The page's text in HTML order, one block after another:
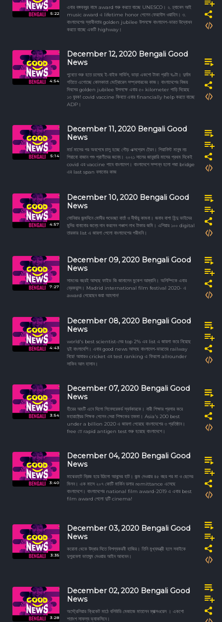
5:22
এবার বঙ্গবন্ধুর নামে award শুরু করতে যাচ্ছে UNESCO। ২. চ্যানেল আই
music award এ lifetime honor পেলেন ফেরদৌস ওয়াহিদ। ৩.
বাংলাদেশের স্বাধীনতার golden jubilee উপলক্ষে বাংলাদেশ-ভারত উদ্বোধন
করতে যাচ্ছে একটি highway।
4:54
December 12, 2020 Bengali Good
News
পুনেতে শুরু হতে চলেছে ই-বাইক সার্ভিস, ভাড়া একশো টাকা প্রতি ঘণ্টা। দুর্দাম
গতিতে এগোচ্ছে কোলকাতা মেট্রোরেল সম্প্রসারনের কাজ। বাংলাদেশের বিজয়
দিবসের golden jubilee উপলক্ষে এবার ৫০ kilometer পাড়ি দিয়েছে
১৩ যুবক! covid vaccine কিনতে এবার financially help করতে যাচ্ছে
ADP।
5:14
December 11, 2020 Bengali Good
News
মার্চ মাসের পর অবশেষে চালু হচ্ছে গৌড় এক্সপ্রেস ট্রেন। পিয়ানিস্ট মানুষ নয়
পিয়ানো বাজান পশু প্রাণীদের জন্যে। ২০২১ সালের জানুয়ারি মাসের প্রথম দিকেই
covid এর vaccine পাবে বাংলাদেশ। বাংলাদেশে সম্পন্ন হলো পদ্মা bridge
এর last span বসানোর কাজ
4:57
December 10, 2020 Bengali Good
News
সোনিয়ার জন্মদিনে মোদীর শুভেচ্ছা বার্তা ও দীর্ঘায়ু কামনা। জনাব বাশা হিন্দু ভাইদের
মন্দির বানানোর জন্যে দান করলেন পঞ্চাশ লাখ টাকার জমি। এশিয়ার ১০০ digital
তারকার list এ জায়গা পেলো বাংলাদেশের পরীমনি।
7:27
December 09, 2020 Bengali Good
News
সামনের বছরই আসছে ফাইভ জি জানালেন মুকেশ আম্বানি। অলিম্পিকে এবার
ব্রেকডান্স। Madrid international film festival 2020- এ
award পেয়েছেন জয়া আহসান!
4:43
December 08, 2020 Bengali Good
News
world's best scientist-দের top 2% এর list এ জায়গা করে নিয়েছে
দুই বাংলাদেশি। এবার good news আসছে বাংলাদেশ-ভারতের railway
নিয়ে! আবারও cricket এর test ranking এ ফিরলো allrounder
সাকিব আল হাসান।
3:54
December 07, 2020 Bengali Good
News
হীরের আংটি এনে দিলো গিনেসরেকর্ড স্বর্নকারকে। নারী শিক্ষার প্রসার করে
মহারাষ্ট্রের শিক্ষক পেলেন সেরা শিক্ষকের তকমা। Asia's 200 best
under a billion 2020 এ জায়গা পেয়েছে বাংলাদেশের ৩ প্রতিষ্ঠান।
free তে rapid antigen test শুরু হয়েছে বাংলাদেশে।
3:40
December 04, 2020 Bengali Good
News
মাঝেরহাট ব্রিজ হয়ে উঠলো আনন্দের হাট। জন্ম দেওয়ার ৪৫ বছর পর মা ও ছেলের
মিলন। এক মাসে ২০৭ কোটি মার্কিন ডলার remittance এসেছে
বাংলাদেশে। বাংলাদেশের national film award-2019 এ এবার best
film award পেলো দুটি cinema!
3:35
December 03, 2020 Bengali Good
News
করোনা থেকে উদ্ধার দিতে বিশল্যকরনী হাজির। তিনি মুখ্যমন্ত্রী হলে সবাইকে
দুপুরবেলা ভাতঘুম দেওয়ার আইন আনবেন।
3:28
December 02, 2020 Bengali Good
News
অস্ট্রেলিয়ার ক্রিকেট মাঠে বলিউডি মেজাজে মাতলেন ম্যাক্সওয়েল । একশো
শতাংশ সাফল্য ভ্যাকসিনে।